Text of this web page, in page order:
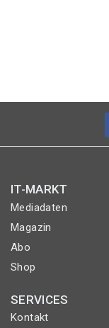
IT-MARKT
Mediadaten
Magazin
Abo
Shop
SERVICES
Kontakt